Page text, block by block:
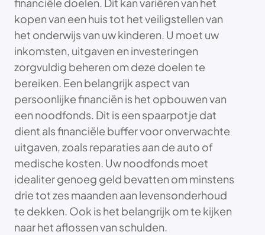
financiële doelen. Dit kan variëren van het
kopen van een huis tot het veiligstellen van
het onderwijs van uw kinderen. U moet uw
inkomsten, uitgaven en investeringen
zorgvuldig beheren om deze doelen te
bereiken. Een belangrijk aspect van
persoonlijke financiën is het opbouwen van
een noodfonds. Dit is een spaarpotje dat
dient als financiële buffer voor onverwachte
uitgaven, zoals reparaties aan de auto of
medische kosten. Uw noodfonds moet
idealiter genoeg geld bevatten om minstens
drie tot zes maanden aan levensonderhoud
te dekken. Ook is het belangrijk om te kijken
naar het aflossen van schulden.